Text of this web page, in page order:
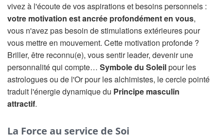
vivez à l'écoute de vos aspirations et besoins personnels :
votre motivation est ancrée profondément en vous,
vous n'avez pas besoin de stimulations extérieures pour
vous mettre en mouvement. Cette motivation profonde ?
Briller, être reconnu(e), vous sentir leader, devenir une
personnalité qui compte… Symbole du Soleilpour les
astrologues ou de l'Or pour les alchimistes, le cercle pointé
traduit l'énergie dynamique du Principe masculin
attractif.
La Force au service de Soi